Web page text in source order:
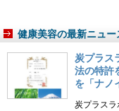
健康美容の最新ニュー
炭プラス
法の特許
を「ナノ
炭プラス